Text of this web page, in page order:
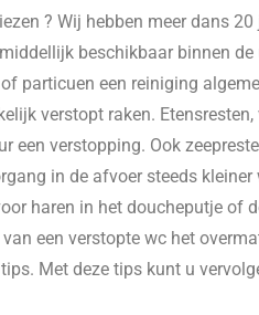
? Wij hebben meer dans
beschikbaar binnen de
particuen een reiniging
verstopt raken.
een verstopping. Ook
in de afvoer steeds
haren in het doucheputje
een verstopte wc het
Met deze tips kunt u